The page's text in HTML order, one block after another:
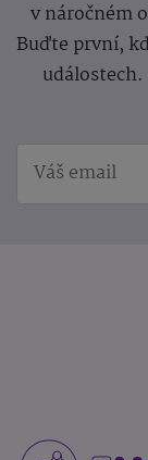
v náročném
Buďte první,